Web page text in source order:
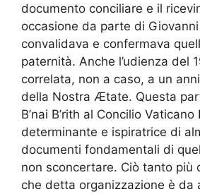
documento conciliare e il
occasione da parte di Giovanni
convalidava e confermava
paternità. Anche l’udienza del
correlata, non a caso, a un
della Nostra Ætate. Questa
B’nai B’rith al Concilio
determinante e ispiratrice di
documenti fondamentali di
non sconcertare. Ciò tanto più
che detta organizzazione è da